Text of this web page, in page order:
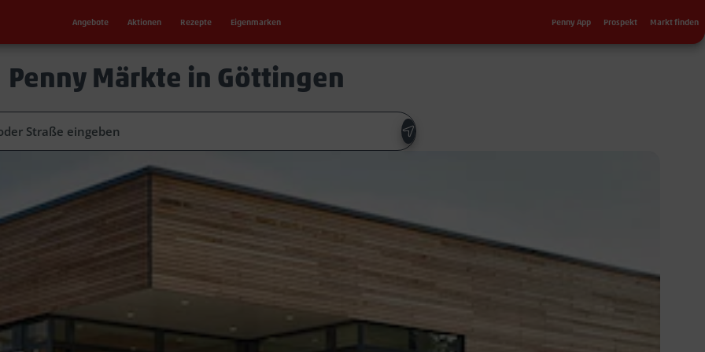
Angebote Aktionen Rezepte Eigenmarken Sekundärnavigation
Penny App Prospekt Markt finden
Penny Märkte in Göttingen